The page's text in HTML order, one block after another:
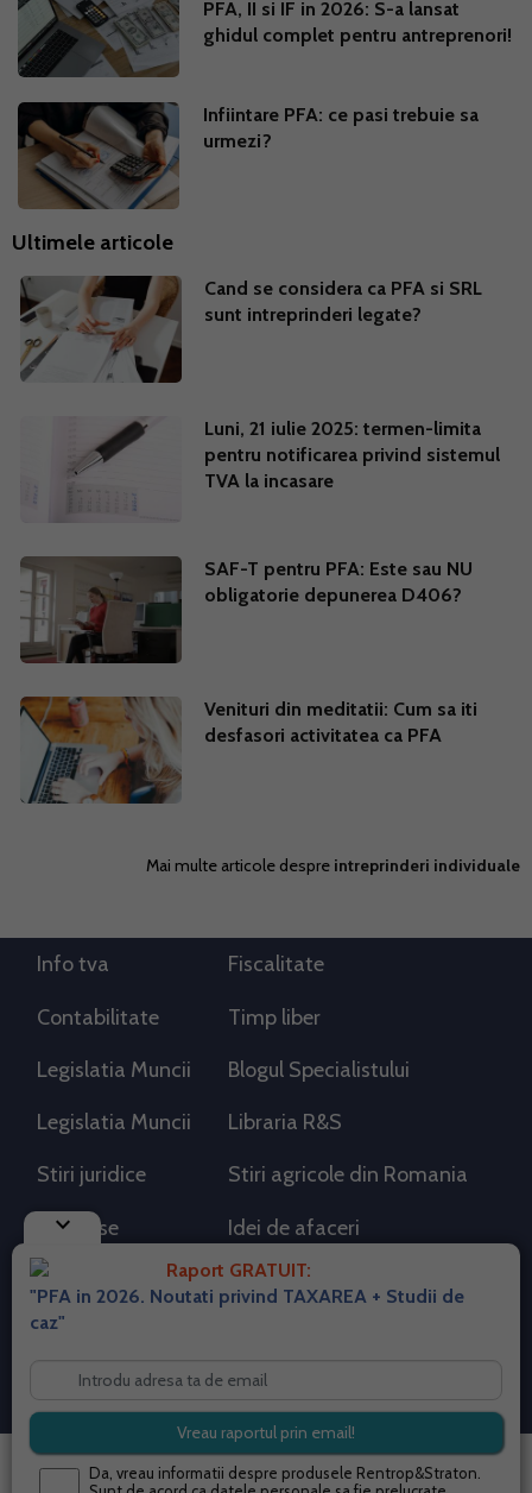
PFA, II si IF in 2026: S-a lansat
ghidul complet pentru antreprenori!
Infiintare PFA: ce pasi trebuie sa
urmezi?
Ultimele articole
Cand se considera ca PFA si SRL
sunt intreprinderi legate?
Luni, 21 iulie 2025: termen-limita
pentru notificarea privind sistemul
TVA la incasare
SAF-T pentru PFA: Este sau NU
obligatorie depunerea D406?
Venituri din meditatii: Cum sa iti
desfasori activitatea ca PFA
Mai multe articole despre intreprinderi individuale
keyboard_arrow_down
Raport GRATUIT:
"PFA in 2026. Noutati privind TAXAREA + Studii de
caz"
Da, vreau informatii despre produsele Rentrop&Straton.
Info tva Fiscalitate
Contabilitate Timp liber
Legislatia Muncii Blogul Specialistului
Legislatia Muncii Libraria R&S
Stiri juridice Stiri agricole din Romania
AdSense Idei de afaceri
RSS Flux RSS 2.0
Despre cookies
Termeni si conditii
Contact
© 2026 portalpfa.ro. Toate drepturile rezervate.